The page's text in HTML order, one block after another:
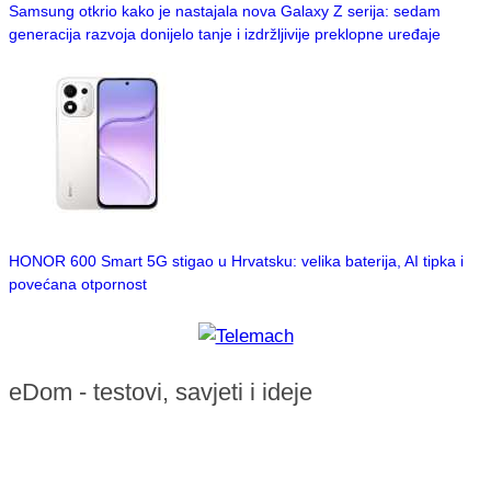
Samsung otkrio kako je nastajala nova Galaxy Z serija: sedam
generacija razvoja donijelo tanje i izdržljivije preklopne uređaje
HONOR 600 Smart 5G stigao u Hrvatsku: velika baterija, AI tipka i
povećana otpornost
eDom - testovi, savjeti i ideje